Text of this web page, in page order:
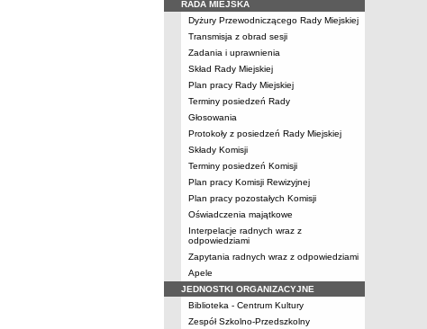
RADA MIEJSKA
Dyżury Przewodniczącego Rady Miejskiej
Transmisja z obrad sesji
Zadania i uprawnienia
Skład Rady Miejskiej
Plan pracy Rady Miejskiej
Terminy posiedzeń Rady
Głosowania
Protokoły z posiedzeń Rady Miejskiej
Składy Komisji
Terminy posiedzeń Komisji
Plan pracy Komisji Rewizyjnej
Plan pracy pozostałych Komisji
Oświadczenia majątkowe
Interpelacje radnych wraz z
odpowiedziami
Zapytania radnych wraz z odpowiedziami
Apele
JEDNOSTKI ORGANIZACYJNE
Biblioteka - Centrum Kultury
Zespół Szkolno-Przedszkolny